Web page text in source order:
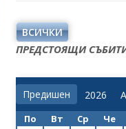
ВСИЧКИ
ПРЕДСТОЯЩИ
Предишен
По Вт Ср Че